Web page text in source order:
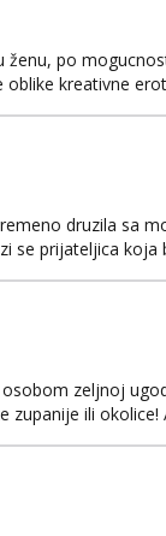
po
kreativne
druzila sa
se prijateljica koja
zeljnoj
ili okolice!